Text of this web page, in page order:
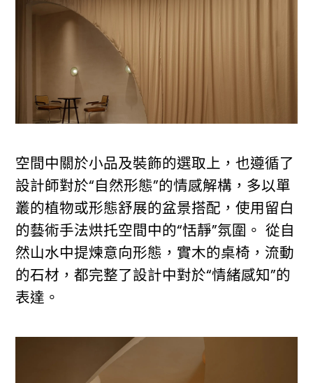
空間中關於小品及裝飾的選取上，也遵循了
設計師對於“自然形態”的情感解構，多以單
叢的植物或形態舒展的盆景搭配，使用留白
的藝術手法烘托空間中的“恬靜”氛圍。 從自
然山水中提煉意向形態，實木的桌椅，流動
的石材，都完整了設計中對於“情緒感知”的
表達。